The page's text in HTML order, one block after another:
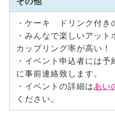
・ケーキ ドリンク付き
・みんなで楽しいアッ
カップリング率が高い！
・イベント申込者には
に事前連絡致します。
・イベントの詳細はあい
ください。